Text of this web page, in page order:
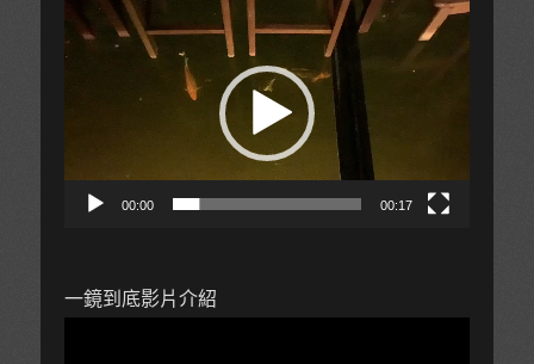
訊
播
00:00 00:17
一鏡到底影片介紹